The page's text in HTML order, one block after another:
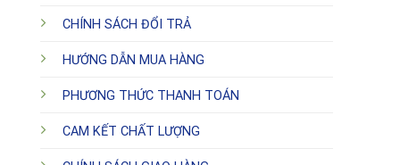
CHÍNH SÁCH ĐỔI TRẢ
HƯỚNG DẪN MUA HÀNG
PHƯƠNG THỨC THANH TOÁN
CAM KẾT CHẤT LƯỢNG